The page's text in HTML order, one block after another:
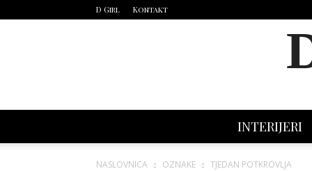
D Girl Kontakt
INTERIJERI
NASLOVNICA OZNAKE TJEDAN POTKROVLJA